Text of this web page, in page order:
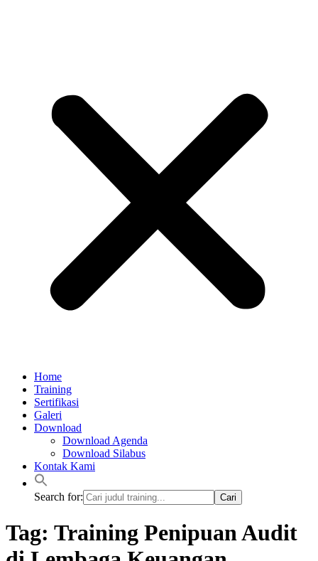
Home
Training
Sertifikasi
Galeri
Download
Download Agenda
Download Silabus
Kontak Kami
Search for:
Tag: Training Penipuan Audit